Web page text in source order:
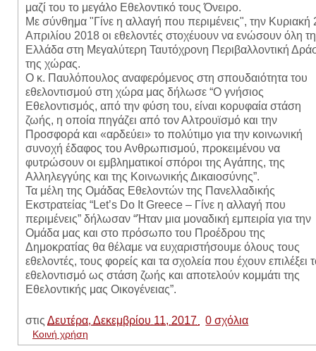
μαζί του το μεγάλο Εθελοντικό τους Όνειρο.
Με σύνθημα "Γίνε η αλλαγή που περιμένεις", την Κυριακή
Απριλίου 2018 οι εθελοντές στοχέυουν να ενώσουν όλη
Ελλάδα στη Μεγαλύτερη Ταυτόχρονη Περιβαλλοντική
της χώρας.
Ο κ. Παυλόπουλος αναφερόμενος στη σπουδαιότητα του
εθελοντισμού στη χώρα μας δήλωσε “Ο γνήσιος
Εθελοντισμός, από την φύση του, είναι κορυφαία στάση
ζωής, η οποία πηγάζει από τον Αλτρουϊσμό και την
Προσφορά και «αρδεύει» το πολύτιμο για την κοινωνική
συνοχή έδαφος του Ανθρωπισμού, προκειμένου να
φυτρώσουν οι εμβληματικοί σπόροι της Αγάπης, της
Αλληλεγγύης και της Κοινωνικής Δικαιοσύνης”.
Τα μέλη της Ομάδας Εθελοντών της Πανελλαδικής
Εκστρατείας “Let’s Do It Greece – Γίνε η αλλαγή που
περιμένεις” δήλωσαν “Ήταν μια μοναδική εμπειρία για την
Ομάδα μας και στο πρόσωπο του Προέδρου της
Δημοκρατίας θα θέλαμε να ευχαριστήσουμε όλους τους
εθελοντές, τους φορείς και τα σχολεία που έχουν επιλέξει
εθελοντισμό ως στάση ζωής και αποτελούν κομμάτι της
Εθελοντικής μας Οικογένειας”.
στις Δευτέρα, Δεκεμβρίου 11, 2017 0 σχόλια
Κοινή χρήση